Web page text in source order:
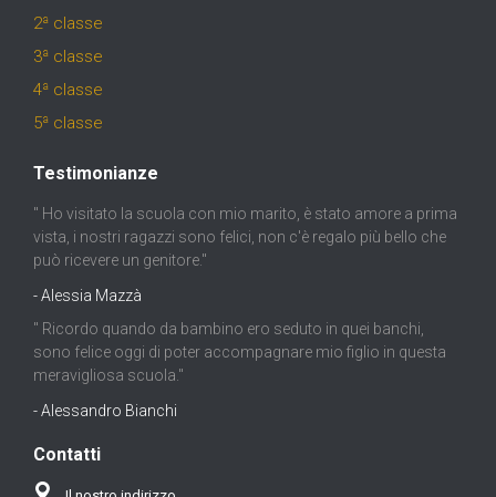
2ª classe
3ª classe
4ª classe
5ª classe
Testimonianze
" Ho visitato la scuola con mio marito, è stato amore a prima
vista, i nostri ragazzi sono felici, non c'è regalo più bello che
può ricevere un genitore."
- Alessia Mazzà
" Ricordo quando da bambino ero seduto in quei banchi,
sono felice oggi di poter accompagnare mio figlio in questa
meravigliosa scuola."
- Alessandro Bianchi
Contatti